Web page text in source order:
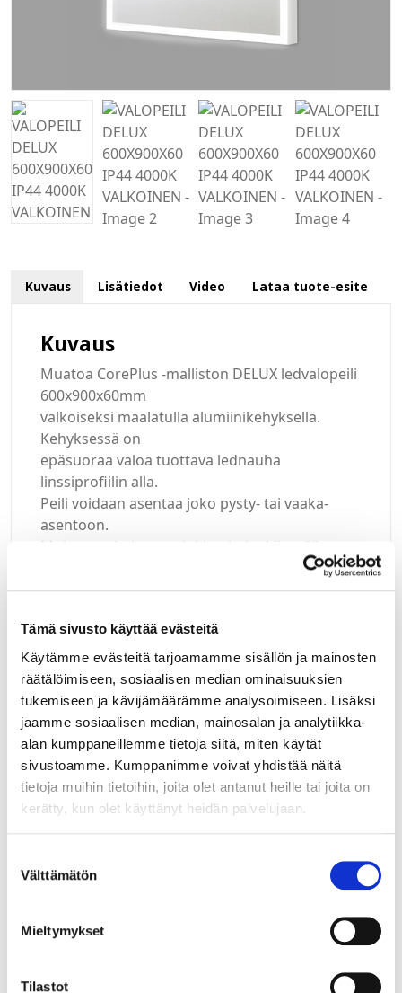
Tämä sivusto käyttää evästeitä
Käytämme evästeitä tarjoamamme sisällön ja mainosten
räätälöimiseen, sosiaalisen median ominaisuuksien
tukemiseen ja kävijämäärämme analysoimiseen. Lisäksi
jaamme sosiaalisen median, mainosalan ja analytiikka-
alan kumppaneillemme tietoja siitä, miten käytät
sivustoamme. Kumppanimme voivat yhdistää näitä
tietoja muihin tietoihin, joita olet antanut heille tai joita on
kerätty, kun olet käyttänyt heidän palvelujaan.
valinta
Välttämätön
Mieltymykset
Tilastot
Kuvaus Lisätiedot Video Lataa tuote-esite
Kuvaus
Muatoa CorePlus -malliston DELUX ledvalopeili
600x900x60mm
valkoiseksi maalatulla alumiinikehyksellä.
Kehyksessä on
epäsuoraa valoa tuottava lednauha
linssiprofiilin alla.
Peili voidaan asentaa joko pysty- tai vaaka-
asentoon.
Mukana toimitetaan lukitushelat kiinteää
(suositus) sekä seinäkannatin. Valon
36,4W, IP44. Ei sisällä vikavirtakytkintä.
Kehykseen on
mahdollista kiinnittää Ebir kylpyhuonevalaisin,
esim.
Esther tai Pandora. Takuu 3 vuotta. Tuote
sisältää
valonlähteen energiatehokkuudella E.
Toimitusaika alkaen
15 työpäivää.
Kirjaudu sisään